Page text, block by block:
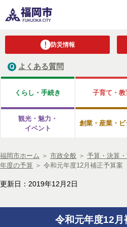
防災情報
よくある質問
くらし・手続き 子育て・教
観光・魅力・
イベント
創業・産業・ビ
福岡市ホーム ＞ 市政全般 ＞ 予算・決算
年度の予算 ＞ 令和元年度12月補正予算案
更新日：2019年12月2日
令和元年度12月